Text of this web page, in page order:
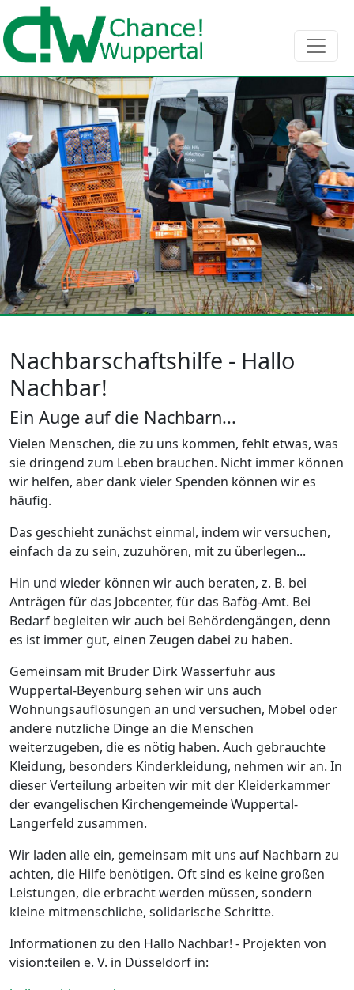
Nachbarschaftshilfe - Hallo
Nachbar!
Ein Auge auf die Nachbarn...
Vielen Menschen, die zu uns kommen, fehlt etwas, was
sie dringend zum Leben brauchen. Nicht immer können
wir helfen, aber dank vieler Spenden können wir es
häufig.
Das geschieht zunächst einmal, indem wir versuchen,
einfach da zu sein, zuzuhören, mit zu überlegen...
Hin und wieder können wir auch beraten, z. B. bei
Anträgen für das Jobcenter, für das Bafög-Amt. Bei
Bedarf begleiten wir auch bei Behördengängen, denn
es ist immer gut, einen Zeugen dabei zu haben.
Gemeinsam mit Bruder Dirk Wasserfuhr aus
Wuppertal-Beyenburg sehen wir uns auch
Wohnungsauflösungen an und versuchen, Möbel oder
andere nützliche Dinge an die Menschen
weiterzugeben, die es nötig haben. Auch gebrauchte
Kleidung, besonders Kinderkleidung, nehmen wir an. In
dieser Verteilung arbeiten wir mit der Kleiderkammer
der evangelischen Kirchengemeinde Wuppertal-
Langerfeld zusammen.
Wir laden alle ein, gemeinsam mit uns auf Nachbarn zu
achten, die Hilfe benötigen. Oft sind es keine großen
Leistungen, die erbracht werden müssen, sondern
kleine mitmenschliche, solidarische Schritte.
Informationen zu den Hallo Nachbar! - Projekten von
vision:teilen e. V. in Düsseldorf in: